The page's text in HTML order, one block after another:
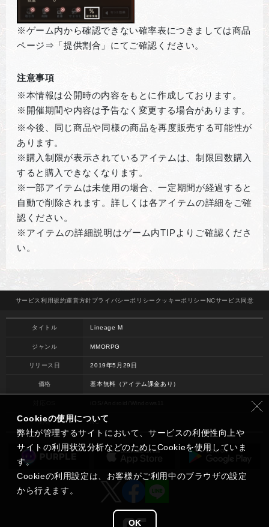
※ゲーム内から確認できない確率表につきましては商品
ページ⇒「提供割合」にてご確認ください。
注意事項
※本情報は公開時の内容をもとに作成しております。
※開催期間や内容は予告なく変更する場合があります。
※今後、同じ商品や同様の商品を再度販売する可能性が
あります。
※購入制限が表示されているアイテムは、制限回数購入
すると購入できなくなります。
※一部アイテムは未使用の場合、一定期間が経過すると
自動で削除されます。詳しくは各アイテムの詳細をご確
認ください。
※アイテムの詳細説明はゲーム内TIPよりご確認くださ
い。
サービス 利用規約運営方針プライバシーポリシー クッキーポリシーNCサービス 同意
タイトル Lineage M
ジャンル MMORPG
リリース日 2019年5月29日
価格 基本無料（アイテム課金あり）
開発 NC
Cookieの使用について
弊社が管理するサイトにおいて、サービスの利便性向上や
サイトの利用状況分析などのためにCookieを使用していま
す。
Cookieの利用設定は、お客様がご利用中のブラウザの設定
から行えます。
OK